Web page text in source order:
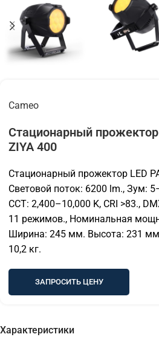
Cameo
Стационарный прожектор
ZIYA 400
Стационарный прожектор LED
Световой поток: 6200 lm., Зум:
CCT: 2,400–10,000 K, CRI >83.,
11 режимов., Номинальная
Ширина: 245 мм. Высота: 231
10,2 кг.
ЗАПРОСИТЬ ЦЕНУ
Характеристики